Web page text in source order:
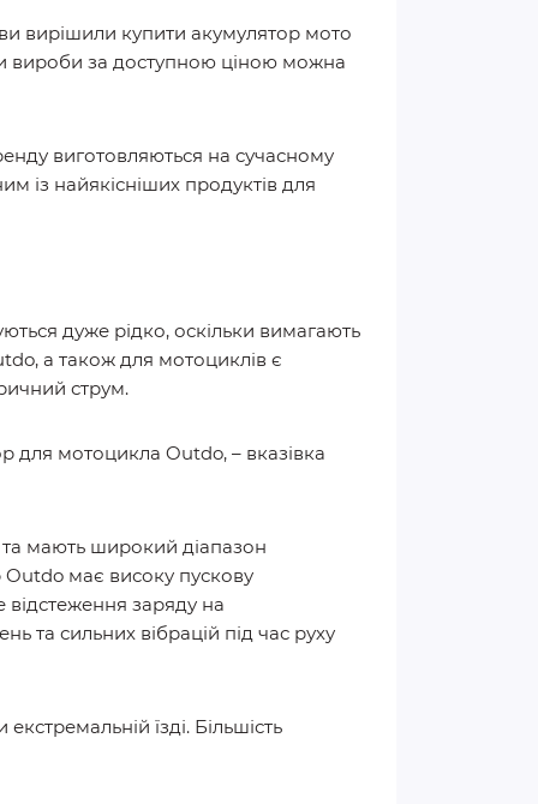
вирішили купити акумулятор мото
вироби за доступною ціною можна
виготовляються на сучасному
із найякісніших продуктів для
дуже рідко, оскільки вимагають
а також для мотоциклів є
струм.
для мотоцикла Outdo, – вказівка
та мають широкий діапазон
Outdo має високу пускову
відстеження заряду на
та сильних вібрацій під час руху
їзді. Більшість